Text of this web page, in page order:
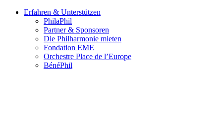
Erfahren & Unterstützen
PhilaPhil
Partner & Sponsoren
Die Philharmonie mieten
Fondation EME
Orchestre Place de l’Europe
BénéPhil